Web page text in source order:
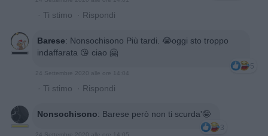
· Ti stimo · Rispondi
Barese: Nonsochisono Più tardi. 😭oggi sto troppo
indaffarata 😘 ciao 🤗
5
· Ti stimo · Rispondi
Nonsochisono: Barese però non ti scurda'🤪
3